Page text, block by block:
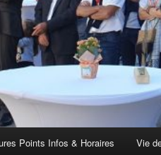
Points Infos & Horaires Vie